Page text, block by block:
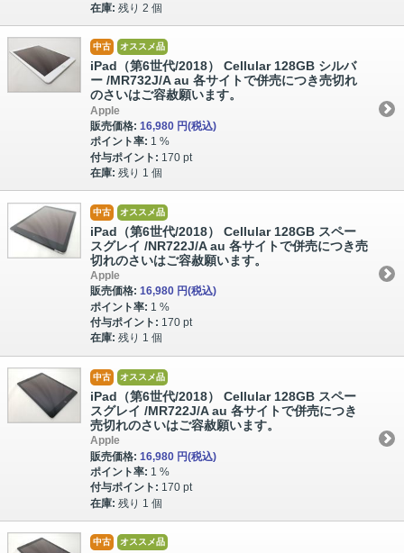
在庫: 残り 2 個
中古 オススメ品
iPad（第6世代/2018） Cellular 128GB シルバ
ー /MR732J/A au 各サイトで併売につき売切れ
のさいはご容赦願います。
Apple
販売価格: 16,980 円(税込)
ポイント率: 1 %
付与ポイント: 170 pt
在庫: 残り 1 個
中古 オススメ品
iPad（第6世代/2018） Cellular 128GB スペー
スグレイ /NR722J/A au 各サイトで併売につき売
切れのさいはご容赦願います。
Apple
販売価格: 16,980 円(税込)
ポイント率: 1 %
付与ポイント: 170 pt
在庫: 残り 1 個
中古 オススメ品
iPad（第6世代/2018） Cellular 128GB スペー
スグレイ /MR722J/A au 各サイトで併売につき
売切れのさいはご容赦願います。
Apple
販売価格: 16,980 円(税込)
ポイント率: 1 %
付与ポイント: 170 pt
在庫: 残り 1 個
中古 オススメ品